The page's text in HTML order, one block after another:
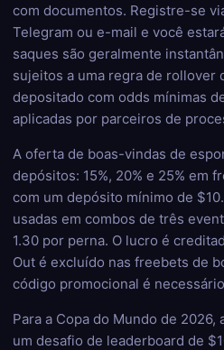
com documentos. Registre-se
Telegram ou e-mail e você
saques são geralmente
sujeitos a uma regra de rollover
depositado com odds mínimas
aplicadas por parceiros de
A oferta de boas-vindas de
depósitos: 15%, 20% e 25% em
com um depósito mínimo de
usadas em combos de três
1.30 por perna. O lucro é
Out é excluído nas freebets de
código promocional é
Para a Copa do Mundo de
um desafio de leaderboard de